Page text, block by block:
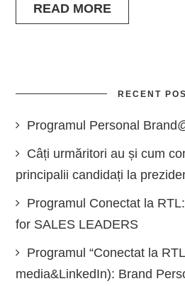
READ MORE
RECENT
Programul Personal
Câți urmăritori au și cum
principalii candidați la
Programul Conectat la
for SALES LEADERS
Programul “Conectat la
media&LinkedIn): Brand